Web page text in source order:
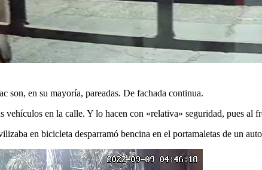
son, en su mayoría, pareadas. De fachada continua.
vehículos en la calle. Y lo hacen con «relativa» seguridad, pues al
en bicicleta desparramó bencina en el portamaletas de un